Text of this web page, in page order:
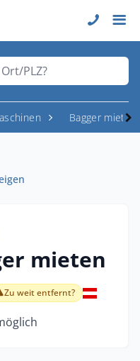
PLZ?
Bagger mieten
mieten
Zu weit entfernt?